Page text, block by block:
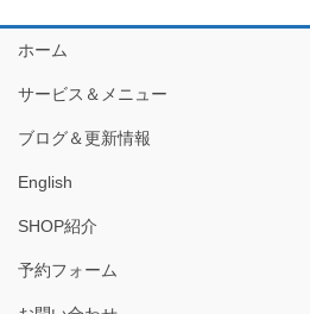
ホーム
サービス＆メニュー
ブログ＆更新情報
English
SHOP紹介
予約フォーム